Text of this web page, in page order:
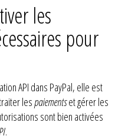
les
pour
API dans PayPal, elle est
lespaiementset gérer les
sont bien activées
.